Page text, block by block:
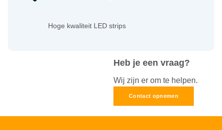
Heb je een vraag?
Wij zijn er om te helpen.
Contact opnemen
Hoge kwaliteit LED strips